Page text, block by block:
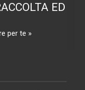
ED
per te »